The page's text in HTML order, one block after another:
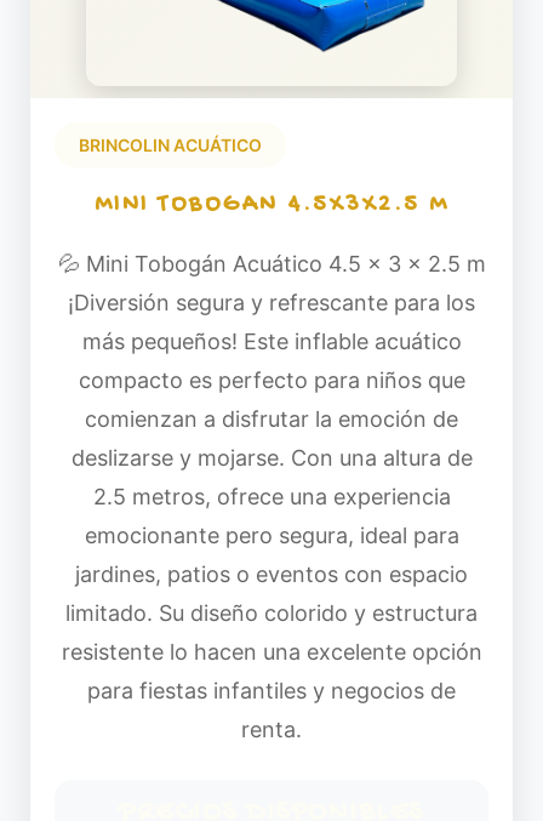
BRINCOLIN ACUÁTICO
MINI TOBOGAN 4.5X3X2.5 M
💦 Mini Tobogán Acuático 4.5 x 3 x 2.5 m
¡Diversión segura y refrescante para los
más pequeños! Este inflable acuático
compacto es perfecto para niños que
comienzan a disfrutar la emoción de
deslizarse y mojarse. Con una altura de
2.5 metros, ofrece una experiencia
emocionante pero segura, ideal para
jardines, patios o eventos con espacio
limitado. Su diseño colorido y estructura
resistente lo hacen una excelente opción
para fiestas infantiles y negocios de
renta.